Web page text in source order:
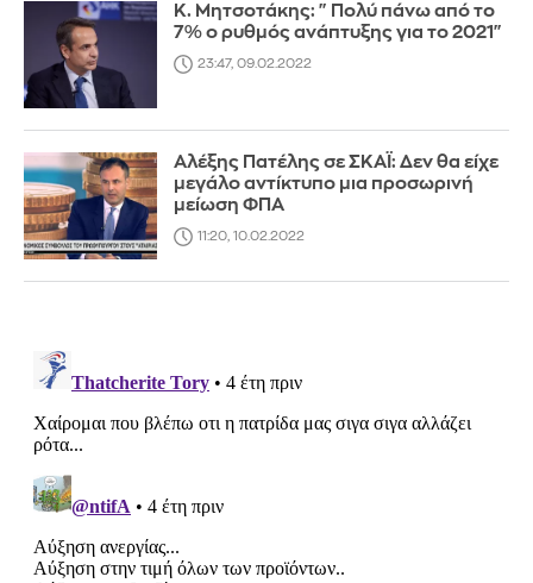
Κ. Μητσοτάκης: "Πολύ πάνω από το
7% ο ρυθμός ανάπτυξης για το 2021"
23:47, 09.02.2022
Αλέξης Πατέλης σε ΣΚΑΪ: Δεν θα είχε
μεγάλο αντίκτυπο μια προσωρινή
μείωση ΦΠΑ
11:20, 10.02.2022